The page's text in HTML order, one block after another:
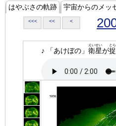
はやぶさの軌跡 宇宙からのメッ
<<< << <
♪ 「あけぼの」 衛星
えいせい
が捉
とら